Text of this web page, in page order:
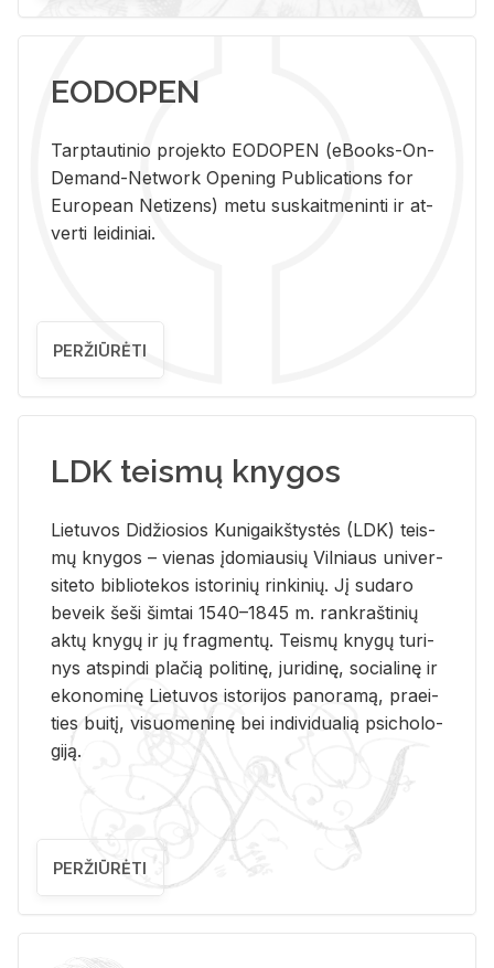
EODOPEN
Tarp­tau­ti­nio pro­jek­to EO­DO­PEN (eBo­oks-On-
De­mand-Ne­twork Ope­ning Pub­li­ca­tions for
Eu­ro­pe­an Ne­ti­zens) metu su­skait­me­nin­ti ir at­
ver­ti lei­di­niai.
PERŽIŪRĖTI
LDK teismų knygos
Lie­tu­vos Di­džio­sios Ku­ni­gaikš­tys­tės (LDK) teis­
mų kny­gos – vie­nas įdo­miau­sių Vil­niaus uni­ver­
si­te­to bi­b­lio­te­kos is­to­ri­nių rin­ki­nių. Jį su­da­ro
be­veik šeši šim­tai 1540–1845 m. rank­raš­ti­nių
aktų kny­gų ir jų frag­men­tų. Teis­mų kny­gų tu­ri­
nys at­spin­di pla­čią po­li­ti­nę, ju­ri­di­nę, so­cia­li­nę ir
eko­no­mi­nę Lie­tu­vos is­to­ri­jos pa­no­ra­mą, pra­ei­
ties bui­tį, vi­suo­me­ni­nę bei in­di­vi­dua­lią psi­cho­lo­
gi­ją.
PERŽIŪRĖTI